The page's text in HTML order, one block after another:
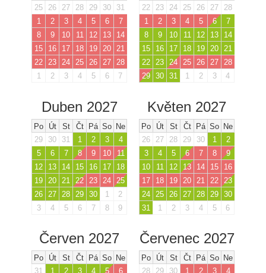
25
26 27 28 29 30
31
1
2 3 4 5 6
7
8
9 10 11 12 13
14
15
16 17 18 19 20 21
22 23 24 25 26 27 28
1
2 3 4 5 6 7
22
23 24 25 26 27
28
1
2 3 4 5 6
7
8
9 10 11 12 13
14
15
16 17 18 19 20 21
22 23 24 25 26 27 28
29 30 31 1 2 3 4
Duben 2027
Po Út St Čt Pá So Ne
29
30 31 1 2 3
4
5
6 7 8 9 10
11
12
13 14 15 16 17
18
19
20 21 22 23 24
25
26
27 28 29 30 1
2
3
4 5 6 7 8 9
Květen 2027
Po Út St Čt Pá So Ne
26
27 28 29 30 1
2
3
4 5 6 7 8
9
10
11 12 13 14 15
16
17
18 19 20 21 22
23
24
25 26 27 28 29 30
31
1 2 3 4 5 6
Červen 2027
Po Út St Čt Pá So Ne
31
1 2 3 4 5
6
Červenec 2027
Po Út St Čt Pá So Ne
28
29 30 1 2 3
4